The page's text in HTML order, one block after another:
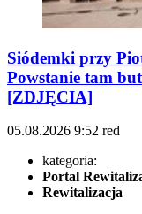
Siódemki przy
Powstanie tam
[ZDJĘCIA]
05.08.2026 9:52 red
kategoria:
Portal
Rewitalizacja